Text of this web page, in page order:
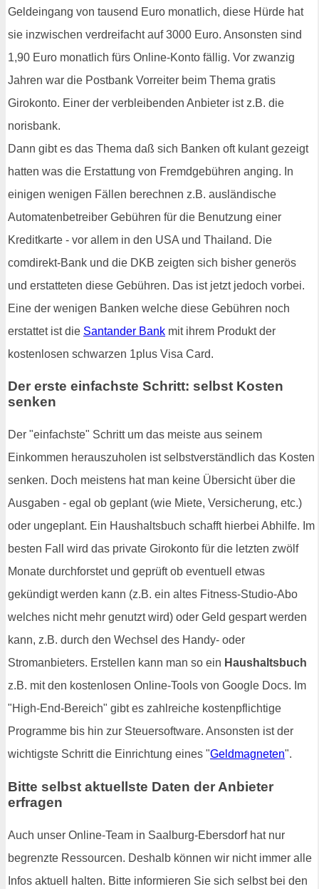
Geldeingang von tausend Euro monatlich, diese Hürde hat
sie inzwischen verdreifacht auf 3000 Euro. Ansonsten sind
1,90 Euro monatlich fürs Online-Konto fällig. Vor zwanzig
Jahren war die Postbank Vorreiter beim Thema gratis
Girokonto. Einer der verbleibenden Anbieter ist z.B. die
norisbank.
Dann gibt es das Thema daß sich Banken oft kulant gezeigt
hatten was die Erstattung von Fremdgebühren anging. In
einigen wenigen Fällen berechnen z.B. ausländische
Automatenbetreiber Gebühren für die Benutzung einer
Kreditkarte - vor allem in den USA und Thailand. Die
comdirekt-Bank und die DKB zeigten sich bisher generös
und erstatteten diese Gebühren. Das ist jetzt jedoch vorbei.
Eine der wenigen Banken welche diese Gebühren noch
erstattet ist die Santander Bank mit ihrem Produkt der
kostenlosen schwarzen 1plus Visa Card.
Der erste einfachste Schritt: selbst Kosten
senken
Der "einfachste" Schritt um das meiste aus seinem
Einkommen herauszuholen ist selbstverständlich das Kosten
senken. Doch meistens hat man keine Übersicht über die
Ausgaben - egal ob geplant (wie Miete, Versicherung, etc.)
oder ungeplant. Ein Haushaltsbuch schafft hierbei Abhilfe. Im
besten Fall wird das private Girokonto für die letzten zwölf
Monate durchforstet und geprüft ob eventuell etwas
gekündigt werden kann (z.B. ein altes Fitness-Studio-Abo
welches nicht mehr genutzt wird) oder Geld gespart werden
kann, z.B. durch den Wechsel des Handy- oder
Stromanbieters. Erstellen kann man so ein Haushaltsbuch
z.B. mit den kostenlosen Online-Tools von Google Docs. Im
"High-End-Bereich" gibt es zahlreiche kostenpflichtige
Programme bis hin zur Steuersoftware. Ansonsten ist der
wichtigste Schritt die Einrichtung eines "Geldmagneten".
Bitte selbst aktuellste Daten der Anbieter
erfragen
Auch unser Online-Team in Saalburg-Ebersdorf hat nur
begrenzte Ressourcen. Deshalb können wir nicht immer alle
Infos aktuell halten. Bitte informieren Sie sich selbst bei den